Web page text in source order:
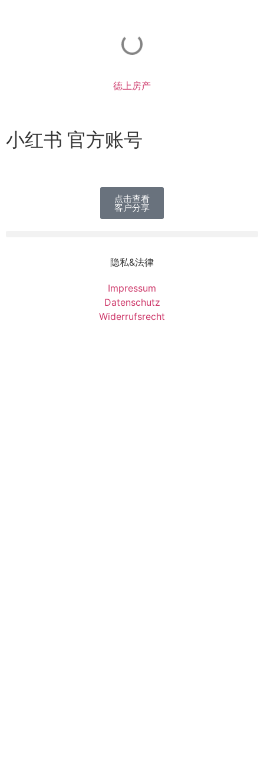
德上房产
小红书 官方账号
点击查看
客户分享
隐私&法律
Impressum
Datenschutz
Widerrufsrecht